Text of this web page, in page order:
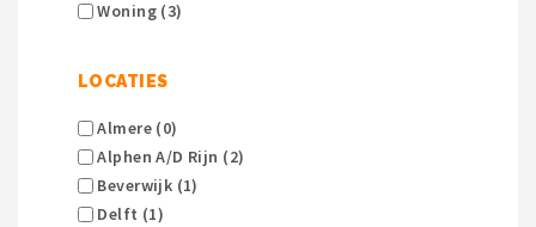
Woning (3)
LOCATIES
Almere (0)
Alphen A/d Rijn (2)
Beverwijk (1)
Delft (1)